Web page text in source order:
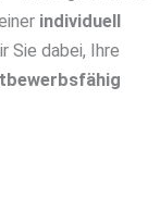
individuell
Sie dabei, Ihre